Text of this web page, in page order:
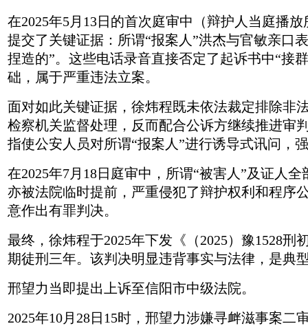
在2025年5月13日的首次庭审中（辩护人当庭播
提交了关键证据：所谓“报案人”洪杰与官敏亲口
捏造的”。这些电话录音直接否定了起诉书中“接
础，属于严重违法立案。
面对如此关键证据，徐炜程既未依法裁定排除非
检察机关监督处理，反而配合公诉方继续推进审
指使公安人员对所谓“报案人”进行诱导式讯问，
在2025年7月18日庭审中，所谓“被害人”及证人
亦被法院临时提前，严重侵犯了辩护权利和程序
意作出有罪判决。
最终，徐炜程于2025年下发《（2025）豫1528
期徒刑三年。该判决明显违背事实与法律，是典
邢望力当即提出上诉至信阳市中级法院。
2025年10月28日15时，邢望力涉嫌寻衅滋事案